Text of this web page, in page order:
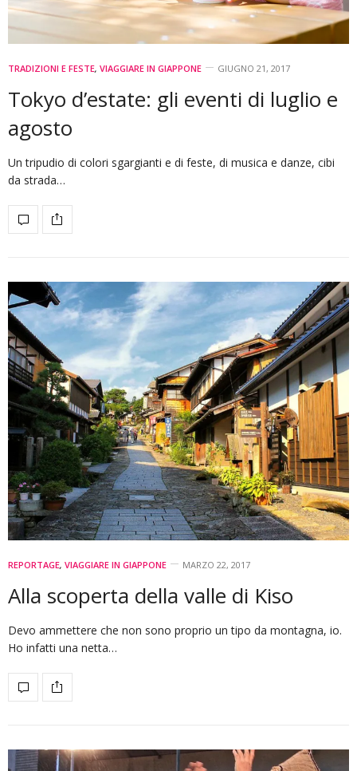
TRADIZIONI E FESTE, VIAGGIARE IN GIAPPONE GIUGNO 21, 2017
Tokyo d’estate: gli eventi di luglio e
agosto
Un tripudio di colori sgargianti e di feste, di musica e danze, cibi
da strada…
REPORTAGE, VIAGGIARE IN GIAPPONE MARZO 22, 2017
Alla scoperta della valle di Kiso
Devo ammettere che non sono proprio un tipo da montagna, io.
Ho infatti una netta…